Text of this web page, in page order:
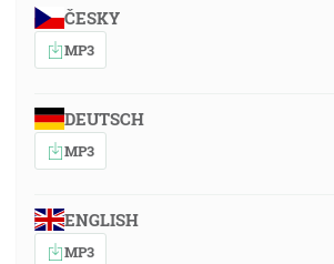
ČESKY
MP3
DEUTSCH
MP3
ENGLISH
MP3